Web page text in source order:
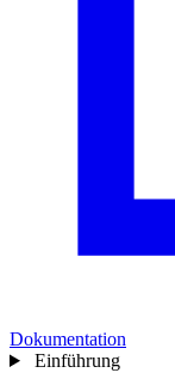
Dokumentation
Einführung